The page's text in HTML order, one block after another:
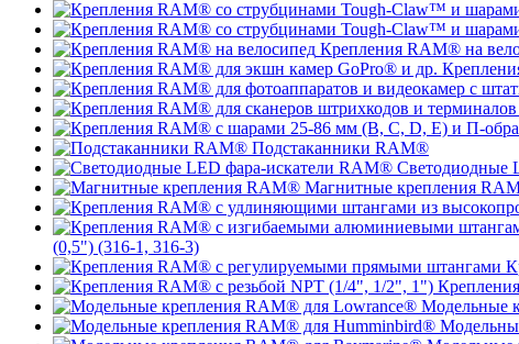
Крепления RAM® на
Подстаканники RAM®
Светодиодные
Магнитные крепления
(0,5") (316-1, 316-3)
Модельные